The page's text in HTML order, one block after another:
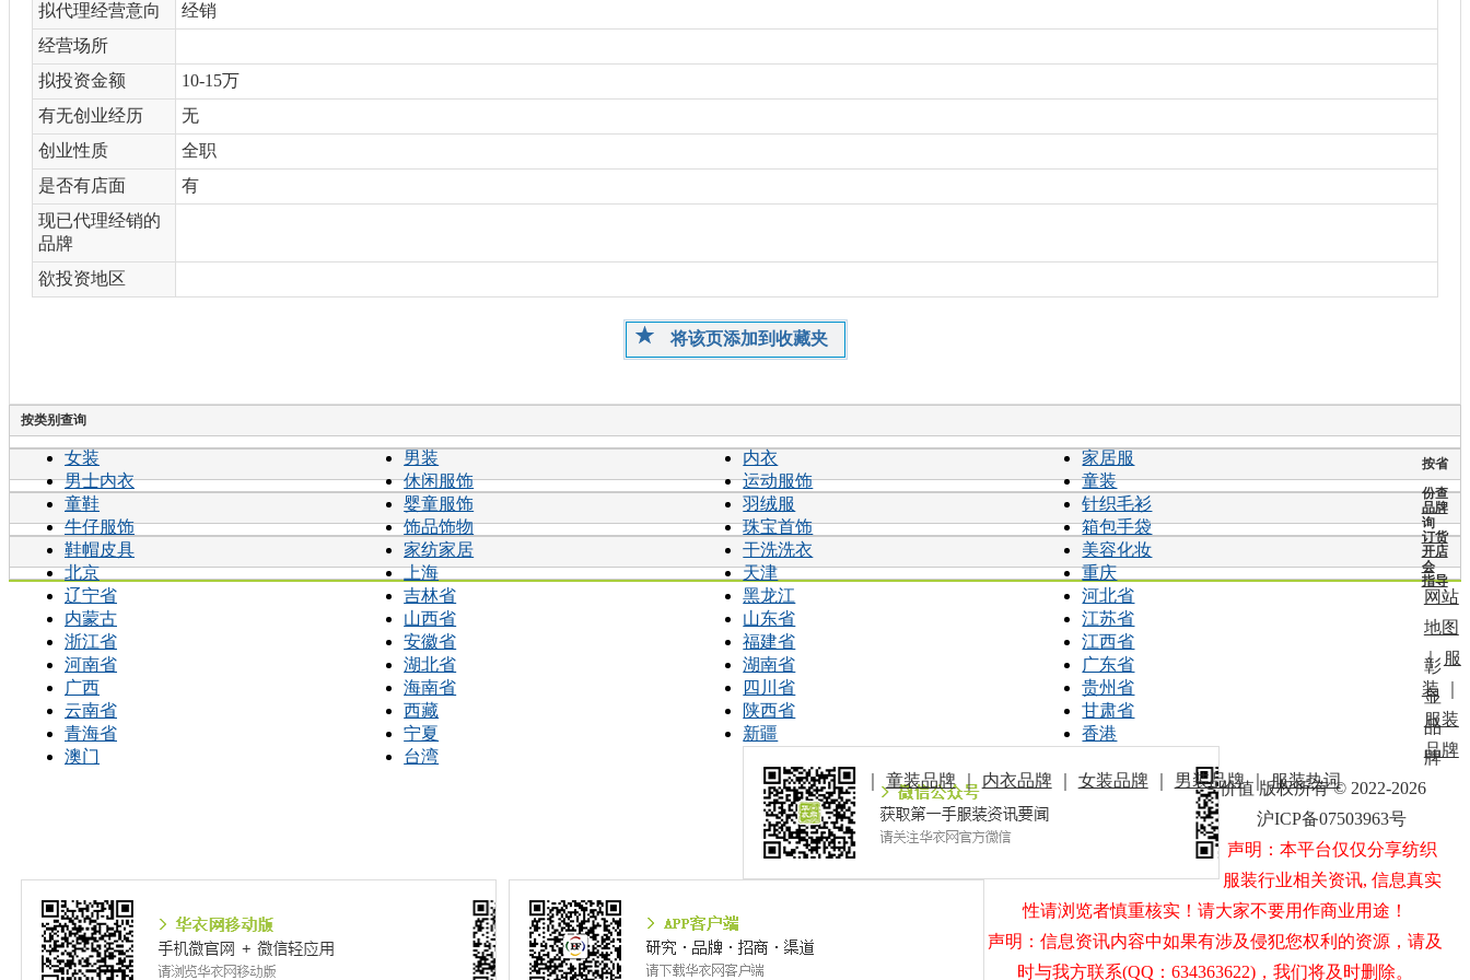
拟代理经营意向
经销
经营场所
拟投资金额
10-15万
有无创业经历
无
创业性质
全职
是否有店面
有
现已代理经销的
品牌
欲投资地区
将该页添加到收藏夹
按类别查询
女装 男装 内衣
家居服
男士内衣
休闲服饰 运动服饰
童装
童鞋
婴童服饰 羽绒服
针织毛衫
牛仔服饰
饰品饰物 珠宝首饰
箱包手袋
鞋帽皮具
家纺家居 干洗洗衣 美容化妆
按省
份查
询
北京 上海 天津
重庆
辽宁省
吉林省 黑龙江
河北省
内蒙古
山西省 山东省
江苏省
浙江省
安徽省 福建省
江西省
河南省
湖北省 湖南省
广东省
广西
海南省 四川省
贵州省
云南省
西藏 陕西省
甘肃省
青海省
宁夏 新疆
香港
澳门
台湾
品牌
订货
会
开店
指导
网站
地图
｜ 服
装
服装
品牌
童装品牌｜ 内衣品牌｜ 女装品牌｜ 男装品牌｜服装热词
彰
显
品
牌
价值 版权所有 © 2022-2026
沪ICP备07503963号
声明：本平台仅仅分享纺织
服装行业相关资讯, 信息真实
性请浏览者慎重核实！请大家不要用作商业用途！
声明：信息资讯内容中如果有涉及侵犯您权利的资源，请及
时与我方联系(QQ：634363622)，我们将及时删除。